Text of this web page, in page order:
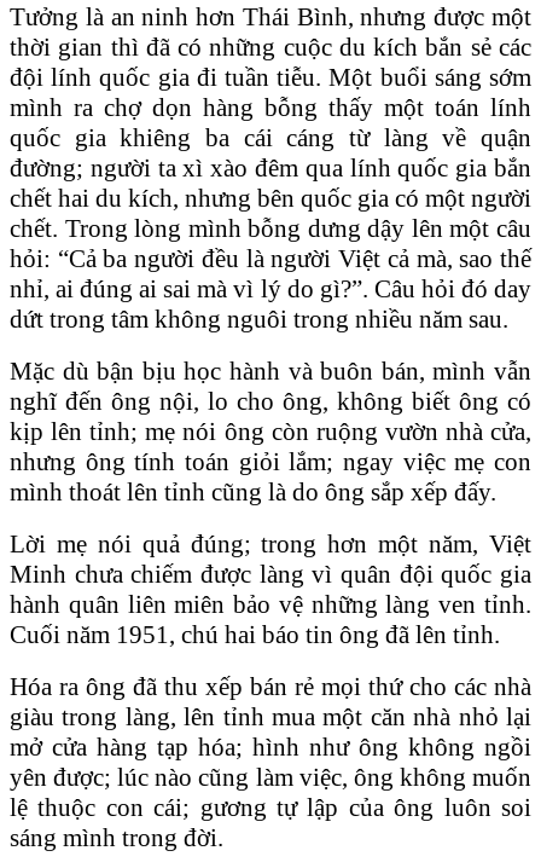
Tưởng là an ninh hơn Thái Bình, nhưng được một
thời gian thì đã có những cuộc du kích bắn sẻ các
đội lính quốc gia đi tuần tiễu. Một buổi sáng sớm
mình ra chợ dọn hàng bỗng thấy một toán lính
quốc gia khiêng ba cái cáng từ làng về quận
đường; người ta xì xào đêm qua lính quốc gia bắn
chết hai du kích, nhưng bên quốc gia có một người
chết. Trong lòng mình bỗng dưng dậy lên một câu
hỏi: “Cả ba người đều là người Việt cả mà, sao thế
nhỉ, ai đúng ai sai mà vì lý do gì?”. Câu hỏi đó day
dứt trong tâm không nguôi trong nhiều năm sau.
Mặc dù bận bịu học hành và buôn bán, mình vẫn
nghĩ đến ông nội, lo cho ông, không biết ông có
kịp lên tỉnh; mẹ nói ông còn ruộng vườn nhà cửa,
nhưng ông tính toán giỏi lắm; ngay việc mẹ con
mình thoát lên tỉnh cũng là do ông sắp xếp đấy.
Lời mẹ nói quả đúng; trong hơn một năm, Việt
Minh chưa chiếm được làng vì quân đội quốc gia
hành quân liên miên bảo vệ những làng ven tỉnh.
Cuối năm 1951, chú hai báo tin ông đã lên tỉnh.
Hóa ra ông đã thu xếp bán rẻ mọi thứ cho các nhà
giàu trong làng, lên tỉnh mua một căn nhà nhỏ lại
mở cửa hàng tạp hóa; hình như ông không ngồi
yên được; lúc nào cũng làm việc, ông không muốn
lệ thuộc con cái; gương tự lập của ông luôn soi
sáng mình trong đời.